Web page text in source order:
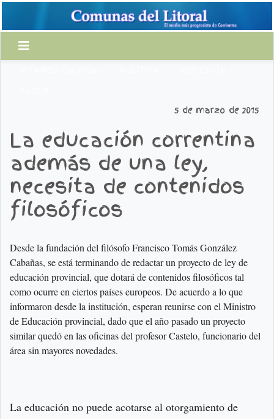
5 de marzo de 2015
La educación correntina
además de una ley,
necesita de contenidos
filosóficos
Desde la fundación del filósofo Francisco Tomás González
Cabañas, se está terminando de redactar un proyecto de ley de
educación provincial, que dotará de contenidos filosóficos tal
como ocurre en ciertos países europeos. De acuerdo a lo que
informaron desde la institución, esperan reunirse con el Ministro
de Educación provincial, dado que el año pasado un proyecto
similar quedó en las oficinas del profesor Castelo, funcionario del
área sin mayores novedades.
La educación no puede acotarse al otorgamiento de